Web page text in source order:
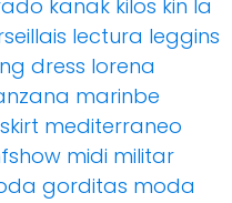
kanak kilos kin la
lectura leggins
dress lorena
marinbe
mediterraneo
midi militar
gorditas moda